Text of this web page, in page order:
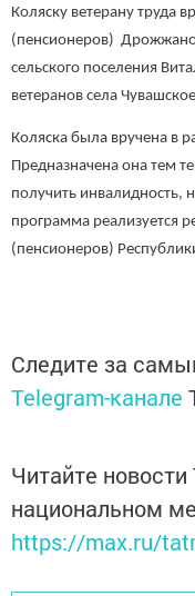
Коляску ветерану труда
(пенсионеров)
сельского поселения
ветеранов села
Коляска была вручена в
Предназначена она тем
получить инвалидность,
программа реализуется
(пенсионеров)
Следите за
Telegram-канале
Читайте новости
национальном
https://max.ru/